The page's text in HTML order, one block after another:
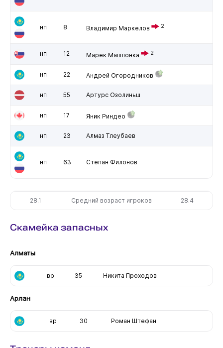
нп 8 Владимир Маркелов 2
нп 12 Марек Машлонка 2
нп 22 Андрей Огородников
нп 55 Артурс Озолиньш
нп 17 Яник Риндео
нп 23 Алмаз Тлеубаев
нп 63 Степан Филонов
28.1 Средний возраст игроков 28.4
Скамейка запасных
Алматы
вр 35 Никита Проходов
Арлан
вр 30 Роман Штефан